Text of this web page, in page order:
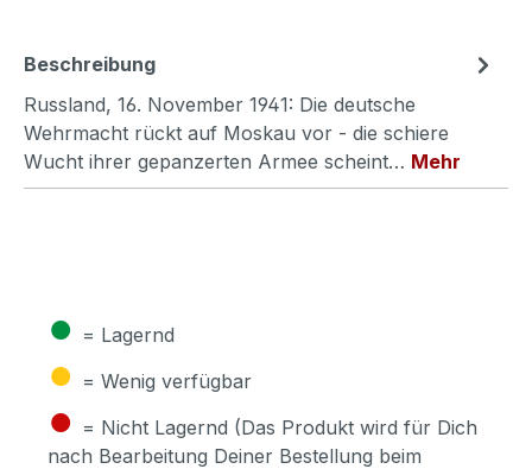
Beschreibung
Russland, 16. November 1941: Die deutsche
Wehrmacht rückt auf Moskau vor - die schiere
Wucht ihrer gepanzerten Armee scheint… Mehr
● = Lagernd
● = Wenig verfügbar
● = Nicht Lagernd (Das Produkt wird für Dich
nach Bearbeitung Deiner Bestellung beim